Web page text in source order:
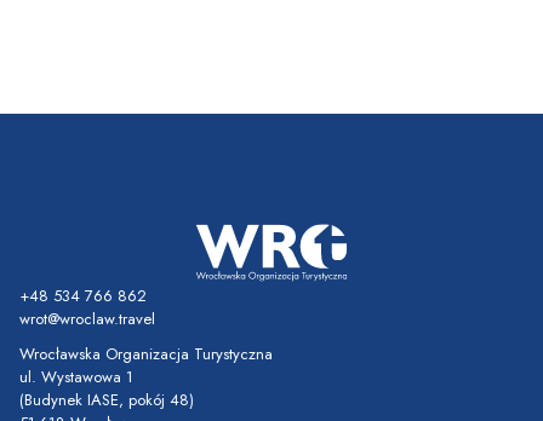
+48 534 766 862
wrot@wroclaw.travel
Wrocławska Organizacja Turystyczna
ul. Wystawowa 1
(Budynek IASE, pokój 48)